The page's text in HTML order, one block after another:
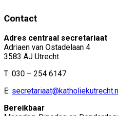
Contact
Adres centraal secretariaat
Adriaen van Ostadelaan 4
3583 AJ Utrecht
T: 030 – 254 6147
E:
Bereikbaar